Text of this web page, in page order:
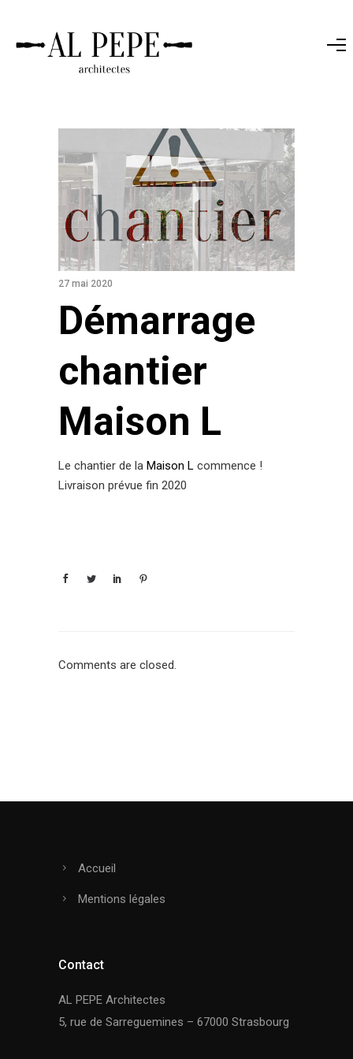
27 mai 2020
Démarrage
chantier
Maison L
Le chantier de la Maison L commence !
Livraison prévue fin 2020
Comments are closed.
Accueil
Mentions légales
Contact
AL PEPE Architectes
5, rue de Sarreguemines – 67000 Strasbourg